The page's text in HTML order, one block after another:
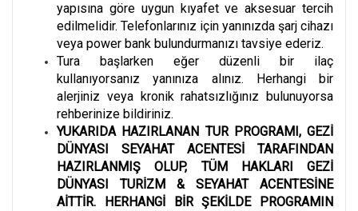
yapısına göre uygun kıyafet ve aksesuar tercih
edilmelidir. Telefonlarınız için yanınızda şarj cihazı
veya power bank bulundurmanızı tavsiye ederiz.
Tura başlarken eğer düzenli bir ilaç
kullanıyorsanız yanınıza alınız. Herhangi bir
alerjiniz veya kronik rahatsızlığınız bulunuyorsa
rehberinize bildiriniz.
YUKARIDA HAZIRLANAN TUR PROGRAMI, GEZİ
DÜNYASI SEYAHAT ACENTESİ TARAFINDAN
HAZIRLANMIŞ OLUP, TÜM HAKLARI GEZİ
DÜNYASI TURİZM & SEYAHAT ACENTESİNE
AİTTİR. HERHANGİ BİR ŞEKİLDE PROGRAMIN